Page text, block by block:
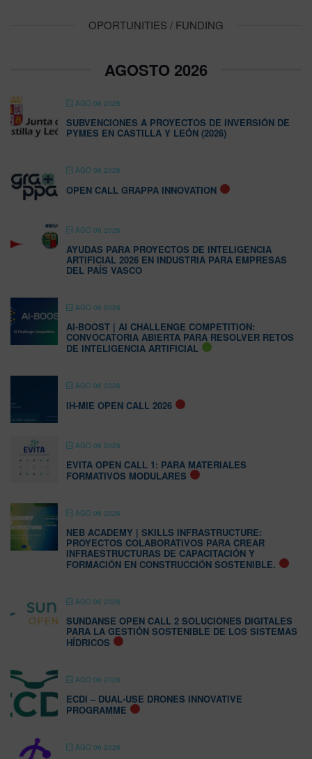
OPORTUNITIES / FUNDING
AGOSTO 2026
AGO 06 2026
SUBVENCIONES A PROYECTOS DE INVERSIÓN DE
PYMES EN CASTILLA Y LEÓN (2026)
AGO 06 2026
OPEN CALL GRAPPA INNOVATION
AGO 06 2026
AYUDAS PARA PROYECTOS DE INTELIGENCIA
ARTIFICIAL 2026 EN INDUSTRIA PARA EMPRESAS
DEL PAÍS VASCO
AGO 06 2026
AI-BOOST | AI CHALLENGE COMPETITION:
CONVOCATORIA ABIERTA PARA RESOLVER RETOS
DE INTELIGENCIA ARTIFICIAL
AGO 06 2026
IH-MIE OPEN CALL 2026
AGO 06 2026
EVITA OPEN CALL 1: PARA MATERIALES
FORMATIVOS MODULARES
AGO 06 2026
NEB ACADEMY | SKILLS INFRASTRUCTURE:
PROYECTOS COLABORATIVOS PARA CREAR
INFRAESTRUCTURAS DE CAPACITACIÓN Y
FORMACIÓN EN CONSTRUCCIÓN SOSTENIBLE.
AGO 06 2026
SUNDANSE OPEN CALL 2 SOLUCIONES DIGITALES
PARA LA GESTIÓN SOSTENIBLE DE LOS SISTEMAS
HÍDRICOS
AGO 06 2026
ECDI – DUAL-USE DRONES INNOVATIVE
PROGRAMME
AGO 06 2026